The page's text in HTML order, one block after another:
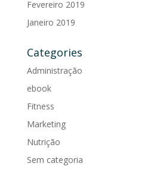
Fevereiro 2019
Janeiro 2019
Categories
Administração
ebook
Fitness
Marketing
Nutrição
Sem categoria